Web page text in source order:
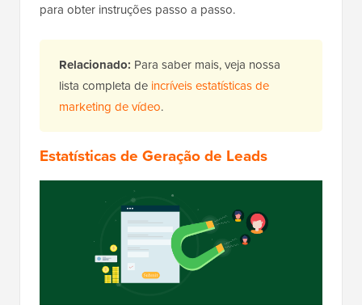
para obter instruções passo a passo.
Relacionado: Para saber mais, veja nossa
lista completa de incríveis estatísticas de
marketing de vídeo.
Estatísticas de Geração de Leads